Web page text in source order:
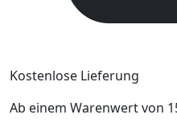
Kostenlose Lieferung
Ab einem Warenwert von